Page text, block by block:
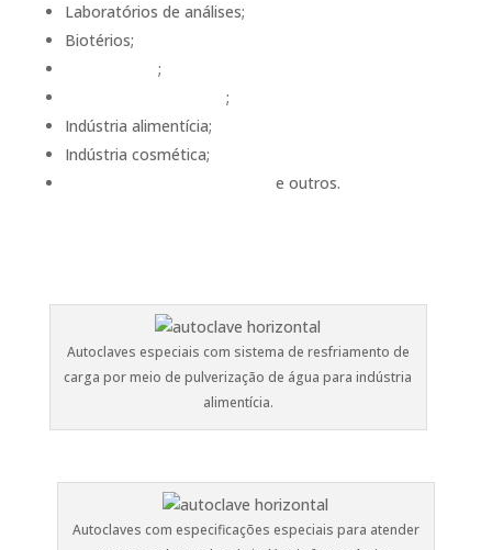
Laboratórios de análises;
Biotérios;
;
;
Indústria alimentícia;
Indústria cosmética;
e outros.
Autoclaves especiais com sistema de resfriamento de
carga por meio de pulverização de água para indústria
alimentícia.
Autoclaves com especificações especiais para atender